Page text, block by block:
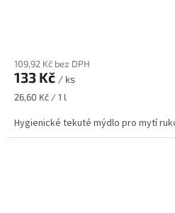
109,92 Kč bez DPH
133 Kč / ks
Měrná
26,60 Kč / 1 l
Hygienické tekuté mýdlo pro mytí